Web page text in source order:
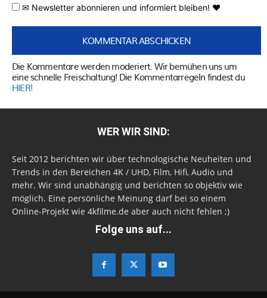
✉ Newsletter abonnieren und informiert bleiben! ♥
Die Kommentare werden moderiert. Wir bemühen uns um
eine schnelle Freischaltung! Die Kommentarregeln findest du
HIER!
WER WIR SIND:
Seit 2012 berichten wir über technologische Neuheiten und
Trends in den Bereichen 4K / UHD, Film, Hifi, Audio und
mehr. Wir sind unabhängig und berichten so objektiv wie
möglich. Eine persönliche Meinung darf bei so einem
Online-Projekt wie 4kfilme.de aber auch nicht fehlen ;)
Folge uns auf...